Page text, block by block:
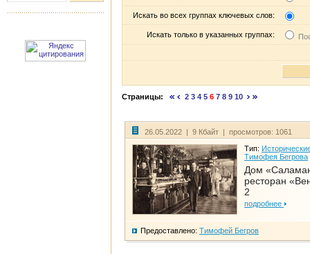
Искать во всех группах ключевых слов:
Искать только в указанных группах:
Страницы: 2 3 4 5 6 7 8 9 10
26.05.2022 | 9 Кбайт | просмотров: 1061
Тип:
Тимофея Бегрова
Дом
ресторан
2
подробнее
Предоставлено: Тимофей Бегров